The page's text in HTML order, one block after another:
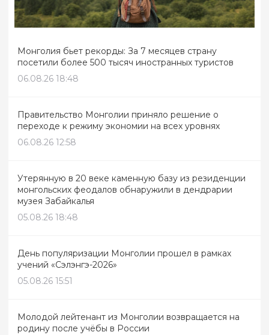
Монголия бьет рекорды: За 7 месяцев страну
посетили более 500 тысяч иностранных туристов
06.08.26 18:48
Правительство Монголии приняло решение о
переходе к режиму экономии на всех уровнях
06.08.26 12:58
Утерянную в 20 веке каменную базу из резиденции
монгольских феодалов обнаружили в дендрарии
музея Забайкалья
05.08.26 18:48
День популяризации Монголии прошел в рамках
учений «Сэлэнгэ-2026»
05.08.26 15:51
Молодой лейтенант из Монголии возвращается на
родину после учёбы в России